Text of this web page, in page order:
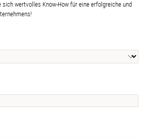
sich wertvolles Know-How für eine erfolgreiche und